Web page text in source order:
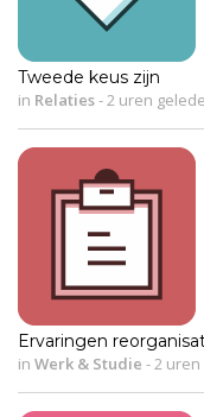
Tweede keus zijn
in Relaties-2 uren
Ervaringen
in Werk & Studie -2